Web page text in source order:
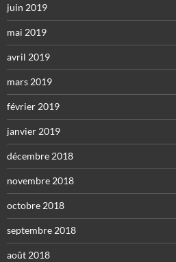
juin 2019
mai 2019
avril 2019
mars 2019
février 2019
janvier 2019
décembre 2018
novembre 2018
octobre 2018
septembre 2018
août 2018